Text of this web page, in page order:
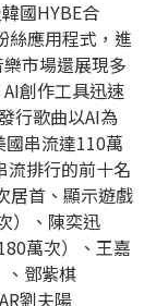
國HYBE合
絲應用程式，進
市場還展現多
創作工具迅速
行歌曲以AI為
國串流達110萬
流排行的前十名
居首、顯示遊戲
）、陳奕迅
萬次）、王嘉
、鄧紫棋
劉夫陽